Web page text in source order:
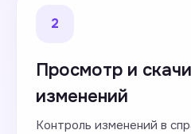
2
Просмотр и
изменений
Контроль изменений в